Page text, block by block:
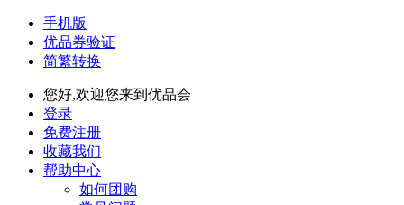
手机版
优品券验证
简繁转换
您好,欢迎您来到优品会
登录
免费注册
收藏我们
帮助中心
如何团购